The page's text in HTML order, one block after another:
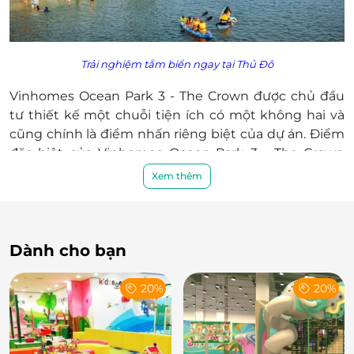
Trải nghiệm tắm biển ngay tại Thủ Đô
Vinhomes Ocean Park 3 - The Crown được chủ đầu
tư thiết kế một chuỗi tiện ích có một không hai và
cũng chính là điểm nhấn riêng biệt của dự án. Điểm
đặc biệt của Vinhomes Ocean Park 3 - The Crown
chính là vịnh thiên đường Paradise Bay có quy mô
khoảng 12 ha tọa lạc tại trung tâm khu đô thị. Bạn sẽ
vàn cảnh quan như nấc thang lên thiên đường, ghế
Xem thêm
Dành cho bạn
20% 20%